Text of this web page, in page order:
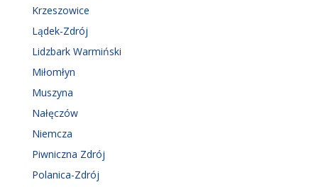
Krzeszowice
Lądek-Zdrój
Lidzbark Warmiński
Miłomłyn
Muszyna
Nałęczów
Niemcza
Piwniczna Zdrój
Polanica-Zdrój